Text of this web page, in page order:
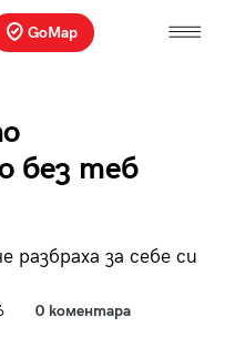
GoMap
без теб
разбраха за себе си
0 коментара